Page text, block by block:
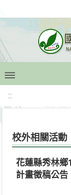
:::
校外相關活動
花蓮縣秀林鄉
計畫徵稿公告